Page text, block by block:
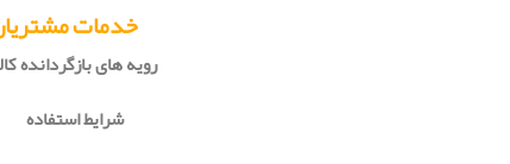
خدمات
رویه های بازگردانده
شرایط استفاده